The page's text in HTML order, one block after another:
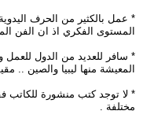
* عمل بالكثير من الحرف
المستوى الفكري اذ ان الفن
* سافر للعديد من الدول
المعيشة منها ليبيا والصين ..
* لا توجد كتب منشورة للكاتب
مختلفة .